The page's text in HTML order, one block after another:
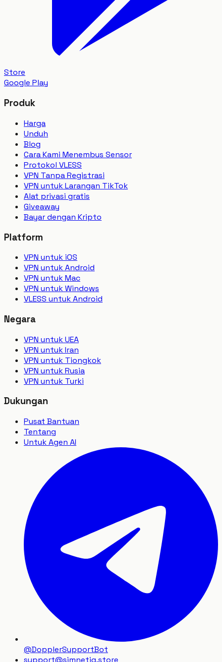
Store
Google Play
Produk
Harga
Unduh
Blog
Cara Kami Menembus Sensor
Protokol VLESS
VPN Tanpa Registrasi
VPN untuk Larangan TikTok
Alat privasi gratis
Giveaway
Bayar dengan Kripto
Platform
VPN untuk iOS
VPN untuk Android
VPN untuk Mac
VPN untuk Windows
VLESS untuk Android
Negara
VPN untuk UEA
VPN untuk Iran
VPN untuk Tiongkok
VPN untuk Rusia
VPN untuk Turki
Dukungan
Pusat Bantuan
Tentang
Untuk Agen AI
@DopplerSupportBot
support@simnetiq.store